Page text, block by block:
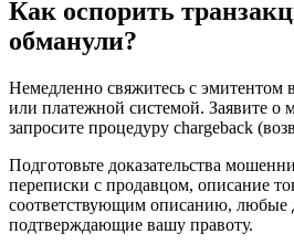
Как оспорить
обманули?
Немедленно свяжитесь с эмитентом
или платежной системой. Заявите о
запросите процедуру chargeback
Подготовьте доказательства
переписки с продавцом, описание
соответствующим описанию, любые
подтверждающие вашу правоту.